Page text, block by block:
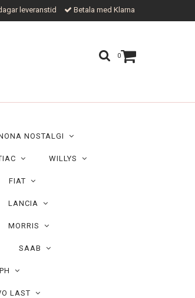
leveranstid Betala med Klarna
0
NOSTALGI
WILLYS
FIAT
LANCIA
MORRIS
SAAB
LAST